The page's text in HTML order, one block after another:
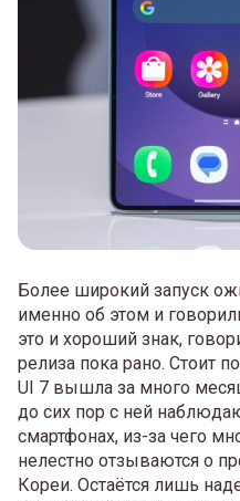
Более широкий запуск
именно об этом и
это и хороший знак,
релиза пока рано. Стоит
UI 7 вышла за много
до сих пор с ней
смартфонах, из-за чего
нелестно отзываются о
Кореи. Остаётся лишь